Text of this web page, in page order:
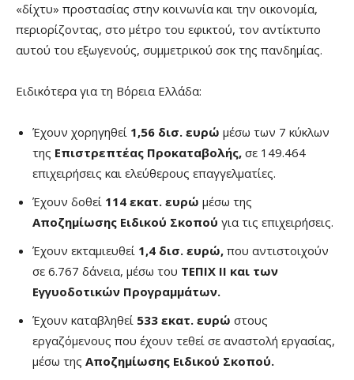
«δίχτυ» προστασίας στην κοινωνία και την οικονομία,
περιορίζοντας, στο μέτρο του εφικτού, τον αντίκτυπο
αυτού του εξωγενούς, συμμετρικού σοκ της πανδημίας.
Ειδικότερα για τη Βόρεια Ελλάδα:
Έχουν χορηγηθεί 1,56 δισ. ευρώ μέσω των 7 κύκλων
της Επιστρεπτέας Προκαταβολής, σε 149.464
επιχειρήσεις και ελεύθερους επαγγελματίες.
Έχουν δοθεί 114 εκατ. ευρώ μέσω της
Αποζημίωσης Ειδικού Σκοπού για τις επιχειρήσεις.
Έχουν εκταμιευθεί 1,4 δισ. ευρώ, που αντιστοιχούν
σε 6.767 δάνεια, μέσω του ΤΕΠΙΧ ΙΙ και των
Εγγυοδοτικών Προγραμμάτων.
Έχουν καταβληθεί 533 εκατ. ευρώ στους
εργαζόμενους που έχουν τεθεί σε αναστολή εργασίας,
μέσω της Αποζημίωσης Ειδικού Σκοπού.